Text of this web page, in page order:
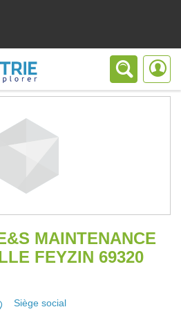
MAINTENANCE
FEYZIN 69320
Siège social